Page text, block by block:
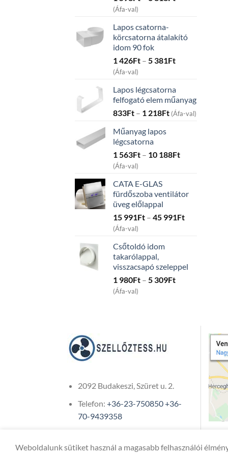
through
313Ft
(Áfa-val)
Lapos csatorna-
körcsatorna átalakító
idom 90 fok
1 426Ft – 5 381FtPrice
426Ft
through
5
(Áfa-val)
Lapos légcsatorna
felfogató elem műanyag
833Ft – 1 218FtPrice
1
(Áfa-val)
Műanyag lapos
légcsatorna
1 563Ft – 10 188FtPrice
through
188Ft
(Áfa-val)
CATA E-GLAS
fürdőszoba ventilátor
üveg előlappal
15 991Ft – 45 991FtPrice
45
(Áfa-val)
Csőtoldó idom
takarólappal,
visszacsapó szeleppel
1 980Ft – 5 309FtPrice
(Áfa-val)
2092 Budakeszi, Szüret u. 2.
Telefon: +36-23-750850+36-
70-9439358
Copyright 2026 ©ONIXCOM KFT.
Weboldalunk sütiket használ a magasabb felhasználói